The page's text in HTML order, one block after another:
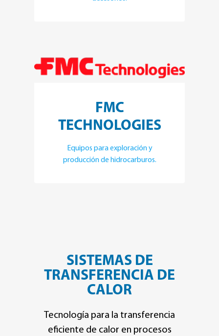
FMC
TECHNOLOGIES
Equipos para exploración y
producción de hidrocarburos.
SISTEMAS DE
TRANSFERENCIA DE
CALOR
Tecnología para la transferencia
eficiente de calor en procesos